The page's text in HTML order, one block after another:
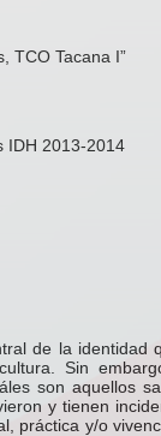
TCO Tacana I”
IDH 2013-2014
de la identidad
Sin
son aquellos
y tienen
práctica y/o